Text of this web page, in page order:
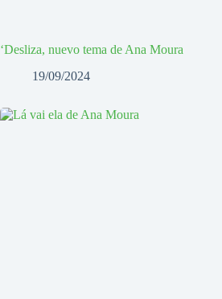
‘Desliza, nuevo tema de Ana Moura
19/09/2024